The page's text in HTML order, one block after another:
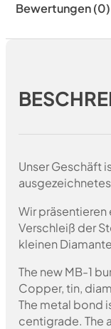
Bewertungen (0)
Unser Geschäft
Wir präsentieren
Verschleiß der
kleinen
The new MB-1
Copper, tin,
The metal bond
centigrade. The